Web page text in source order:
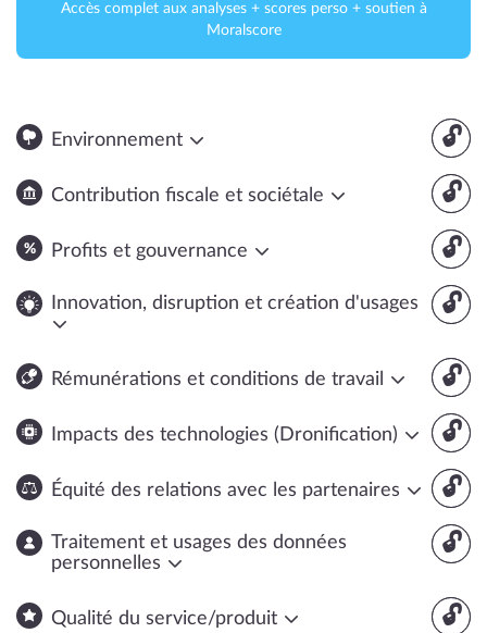
Accès complet aux analyses + scores perso + soutien à
Moralscore
🔓
Environnement
🔓
Contribution fiscale et sociétale
🔓
Profits et gouvernance
🔓
Innovation, disruption et création d'usages
🔓
Rémunérations et conditions de travail
🔓
Impacts des technologies (Dronification)
🔓
Équité des relations avec les partenaires
🔓
Traitement et usages des données
personnelles
🔓
Qualité du service/produit